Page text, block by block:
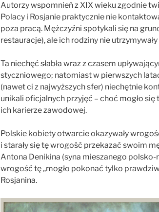
Autorzy wspomnień z XIX wieku zgodnie
Polacy i Rosjanie praktycznie nie
poza pracą. Mężczyźni spotykali się na
restauracje), ale ich rodziny nie
Ta niechęć słabła wraz z czasem
styczniowego; natomiast w pierwszych
(nawet ci z najwyższych sfer) niechętnie
unikali oficjalnych przyjęć – choć mogło
ich karierze zawodowej.
Polskie kobiety otwarcie okazywały
i starały się tę wrogość przekazać swoim
Antona Denikina (syna mieszanego polsko-
wrogość tę „mogło pokonać tylko
Rosjanina.